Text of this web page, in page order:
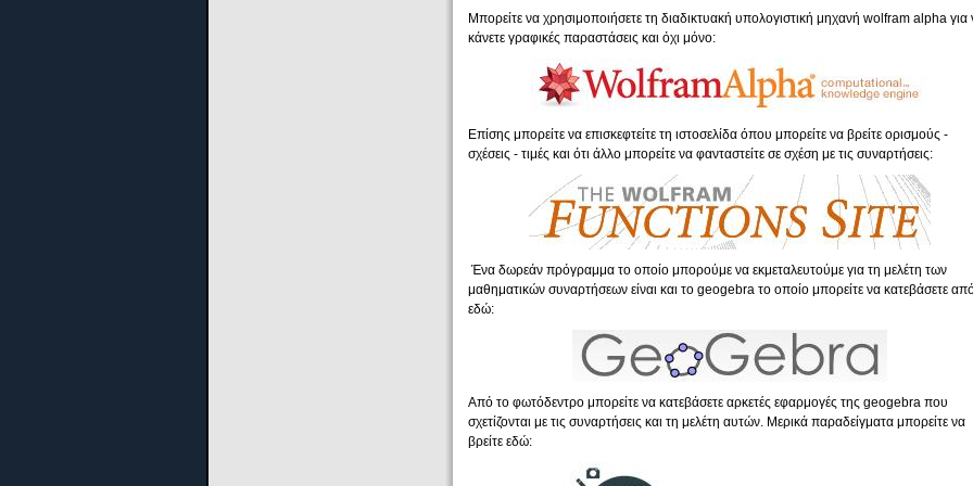
Μπορείτε να χρησιμοποιήσετε τη διαδικτυακή υπολογιστική μηχανή wolfram alpha για
κάνετε γραφικές παραστάσεις και όχι μόνο:
Επίσης μπορείτε να επισκεφτείτε τη ιστοσελίδα όπου μπορείτε να βρείτε ορισμούς -
σχέσεις - τιμές και ότι άλλο μπορείτε να φανταστείτε σε σχέση με τις συναρτήσεις:
Ένα δωρεάν πρόγραμμα το οποίο μπορούμε να εκμεταλευτούμε για τη μελέτη των
μαθηματικών συναρτήσεων είναι και το geogebra το οποίο μπορείτε να κατεβάσετε
εδώ:
Από το φωτόδεντρο μπορείτε να κατεβάσετε αρκετές εφαρμογές της geogebra που
σχετίζονται με τις συναρτήσεις και τη μελέτη αυτών. Μερικά παραδείγματα μπορείτε να
βρείτε εδώ: